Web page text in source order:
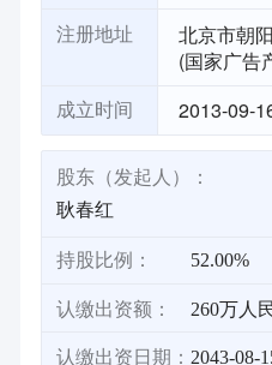
注册地址
北京市朝
(国家广告
成立时间 2013-09-
股东（发起人）：
耿春红
持股比例： 52.00%
认缴出资额： 260万人
认缴出资日期： 2043-08-